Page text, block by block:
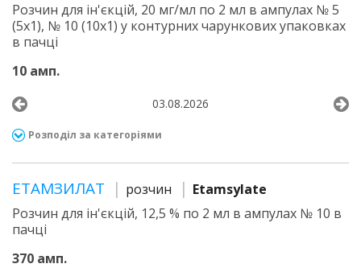
Розчин для ін'єкцій, 20 мг/мл по 2 мл в ампулах № 5
(5х1), № 10 (10х1) у контурних чарункових упаковках
в пачці
10 амп.
03.08.2026
Розподіл за категоріями
ЕТАМЗИЛАТ розчин
Etamsylate
Розчин для ін'єкцій, 12,5 % по 2 мл в ампулах № 10 в
пачці
370 амп.